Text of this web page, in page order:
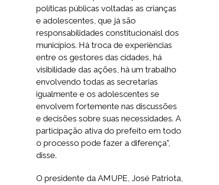
políticas públicas voltadas as crianças
e adolescentes, que já são
responsabilidades constitucionaisl dos
municípios. Há troca de experièncias
entre os gestores das cidades, há
visibilidade das ações, há um trabalho
envolvendo todas as secretarias
igualmente e os adolescentes se
envolvem fortemente nas discussões
e decisões sobre suas necessidades. A
participação ativa do prefeito em todo
o processo pode fazer a diferença”,
disse.
O presidente da AMUPE, José Patriota,